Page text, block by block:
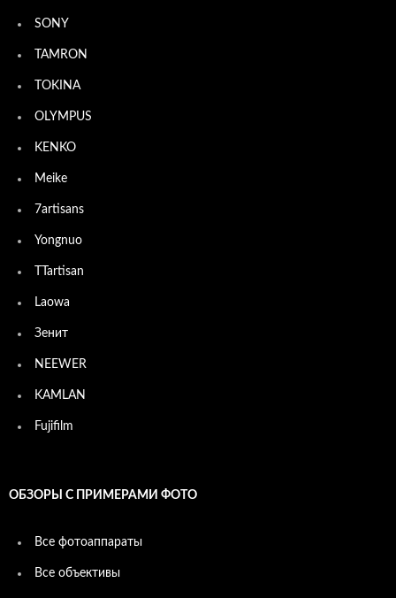
SONY
TAMRON
TOKINA
OLYMPUS
KENKO
Meike
7artisans
Yongnuo
TTartisan
Laowa
Зенит
NEEWER
KAMLAN
Fujifilm
ОБЗОРЫ С ПРИМЕРАМИ ФОТО
Все фотоаппараты
Все объективы